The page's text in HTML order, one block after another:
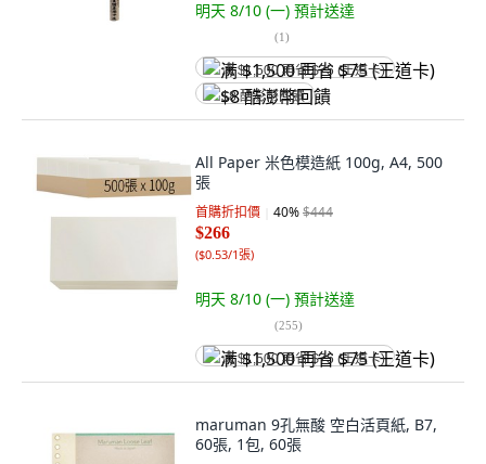
明天 8/10 (一) 預計送達
(1)
满 $1,500 再省 $75 (王道卡)
$8 酷澎幣回饋
All Paper 米色模造紙 100g, A4, 500
張
首購折扣價 40%$444
$266
($0.53/1張)
明天 8/10 (一) 預計送達
(255)
满 $1,500 再省 $75 (王道卡)
maruman 9孔無酸 空白活頁紙, B7,
60張, 1包, 60張